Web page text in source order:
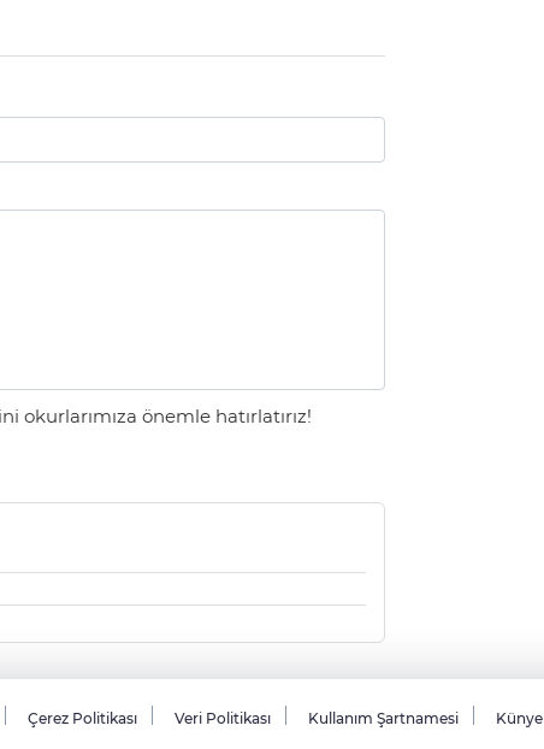
önemle hatırlatırız!
Çerez Politikası Veri Politikası Kullanım Şartnamesi Künye